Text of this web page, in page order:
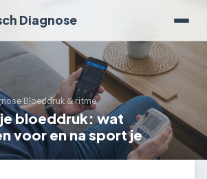
Diagnose
›Bloeddruk & ritme
bloeddruk: wat
voor en na sport je